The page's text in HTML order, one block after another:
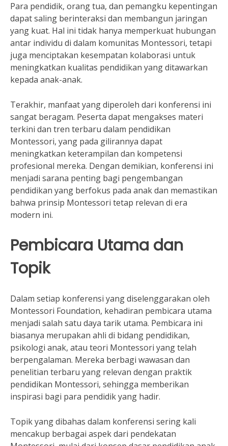
Para pendidik, orang tua, dan pemangku kepentingan
dapat saling berinteraksi dan membangun jaringan
yang kuat. Hal ini tidak hanya memperkuat hubungan
antar individu di dalam komunitas Montessori, tetapi
juga menciptakan kesempatan kolaborasi untuk
meningkatkan kualitas pendidikan yang ditawarkan
kepada anak-anak.
Terakhir, manfaat yang diperoleh dari konferensi ini
sangat beragam. Peserta dapat mengakses materi
terkini dan tren terbaru dalam pendidikan
Montessori, yang pada gilirannya dapat
meningkatkan keterampilan dan kompetensi
profesional mereka. Dengan demikian, konferensi ini
menjadi sarana penting bagi pengembangan
pendidikan yang berfokus pada anak dan memastikan
bahwa prinsip Montessori tetap relevan di era
modern ini.
Pembicara Utama dan
Topik
Dalam setiap konferensi yang diselenggarakan oleh
Montessori Foundation, kehadiran pembicara utama
menjadi salah satu daya tarik utama. Pembicara ini
biasanya merupakan ahli di bidang pendidikan,
psikologi anak, atau teori Montessori yang telah
berpengalaman. Mereka berbagi wawasan dan
penelitian terbaru yang relevan dengan praktik
pendidikan Montessori, sehingga memberikan
inspirasi bagi para pendidik yang hadir.
Topik yang dibahas dalam konferensi sering kali
mencakup berbagai aspek dari pendekatan